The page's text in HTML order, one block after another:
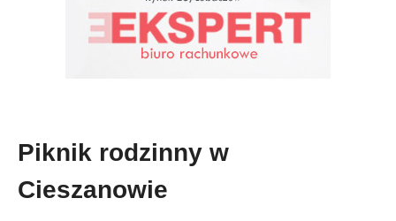
Piknik rodzinny w
Cieszanowie